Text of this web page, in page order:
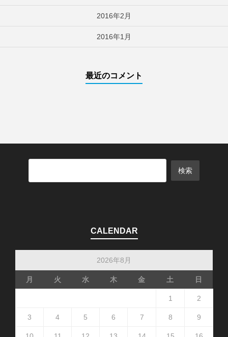
2016年2月
2016年1月
最近のコメント
CALENDAR
2026年8月
月 火 水 木 金 土 日
1 2
3 4 5 6 7 8 9